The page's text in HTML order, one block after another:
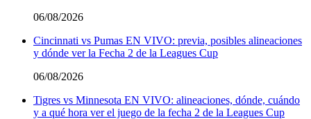
06/08/2026
Cincinnati vs Pumas EN VIVO: previa, posibles alineaciones
y dónde ver la Fecha 2 de la Leagues Cup
06/08/2026
Tigres vs Minnesota EN VIVO: alineaciones, dónde, cuándo
y a qué hora ver el juego de la fecha 2 de la Leagues Cup